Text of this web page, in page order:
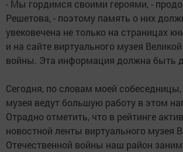
- Мы гордимся своими героями, -
Решетова, - поэтому память о них
увековечена не только на страницах
и на сайте виртуального музея
войны. Эта информация должна быть
Сегодня, по словам моей собеседницы,
музея ведут большую работу в этом
Отрадно отметить, что в рейтинге
новостной ленты виртуального музея
Отечественной войны наш район